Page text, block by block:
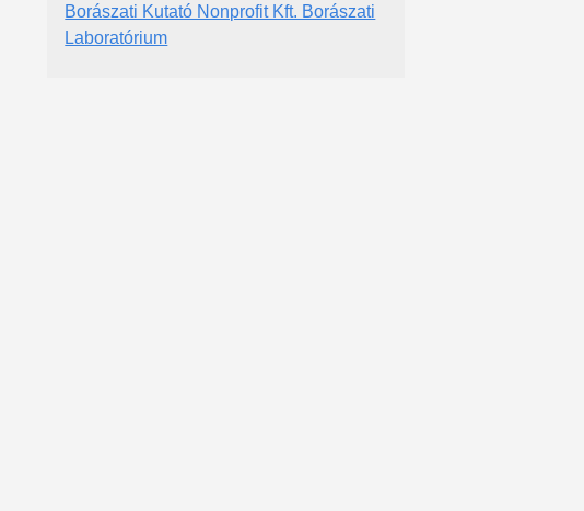
Borászati Kutató Nonprofit Kft. Borászati
Laboratórium